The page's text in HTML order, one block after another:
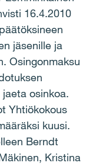
16.4.2010
jäsenille ja
Osingonmaksu
osinkoa.
Yhtiökokous
kuusi.
Berndt
Kristina